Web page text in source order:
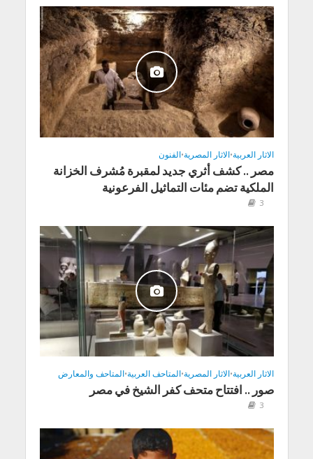
الاثار العربية•الاثار المصرية•الفنون
مصر .. كشف أثري جديد لمقبرة مُشرف الخزانة
الملكية تضم مئات التماثيل الفرعونية
3
الاثار العربية•الاثار المصرية•المتاحف العربية•المتاحف والمعارض
صور .. افتتاح متحف كفر الشيخ في مصر
3